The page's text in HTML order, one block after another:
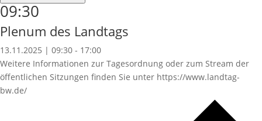
09:30
Plenum des Landtags
13.11.2025 | 09:30 - 17:00
Weitere Informationen zur Tagesordnung oder zum Stream der
öffentlichen Sitzungen finden Sie unter https://www.landtag-
bw.de/